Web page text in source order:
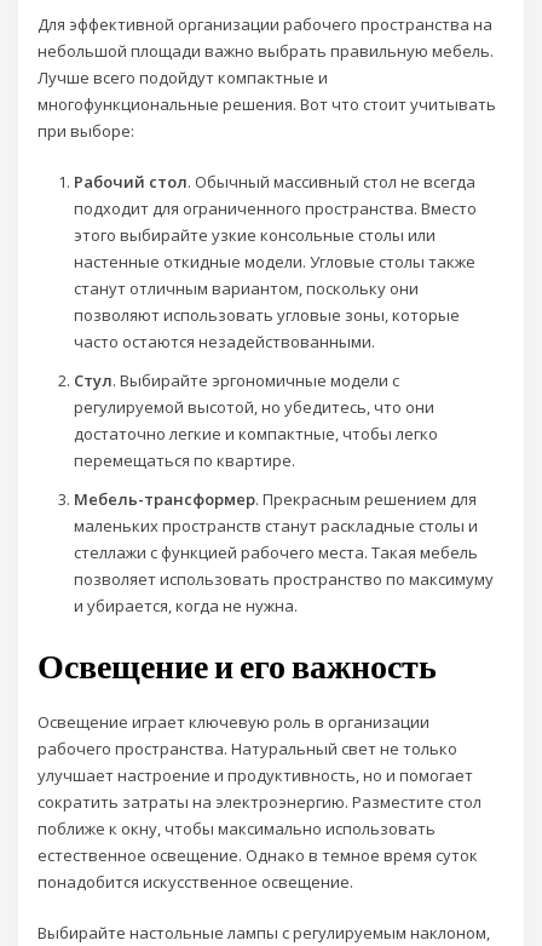
Для эффективной организации рабочего пространства на
небольшой площади важно выбрать правильную мебель.
Лучше всего подойдут компактные и
многофункциональные решения. Вот что стоит учитывать
при выборе:
Рабочий стол. Обычный массивный стол не всегда
подходит для ограниченного пространства. Вместо
этого выбирайте узкие консольные столы или
настенные откидные модели. Угловые столы также
станут отличным вариантом, поскольку они
позволяют использовать угловые зоны, которые
часто остаются незадействованными.
Стул. Выбирайте эргономичные модели с
регулируемой высотой, но убедитесь, что они
достаточно легкие и компактные, чтобы легко
перемещаться по квартире.
Мебель-трансформер. Прекрасным решением для
маленьких пространств станут раскладные столы и
стеллажи с функцией рабочего места. Такая мебель
позволяет использовать пространство по максимуму
и убирается, когда не нужна.
Освещение и его важность
Освещение играет ключевую роль в организации
рабочего пространства. Натуральный свет не только
улучшает настроение и продуктивность, но и помогает
сократить затраты на электроэнергию. Разместите стол
поближе к окну, чтобы максимально использовать
естественное освещение. Однако в темное время суток
понадобится искусственное освещение.
Выбирайте настольные лампы с регулируемым наклоном,